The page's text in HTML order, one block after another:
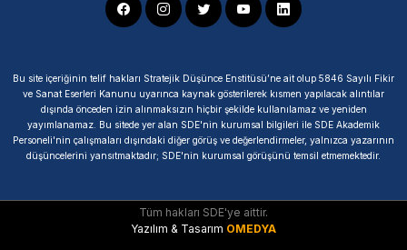
Bu site içeriğinin telif hakları Stratejik Düşünce Enstitüsü’ne ait olup 5846 Sayılı Fikir
ve Sanat Eserleri Kanunu uyarınca kaynak gösterilerek kısmen yapılacak alıntılar
dışında önceden izin alınmaksızın hiçbir şekilde kullanılamaz ve yeniden
yayımlanamaz. Bu sitede yer alan SDE'nin kurumsal bilgileri ile SDE Akademik
Personeli'nin çalışmaları dışındaki diğer görüş ve değerlendirmeler, yalnızca yazarının
düşüncelerini yansıtmaktadır; SDE'nin kurumsal görüşünü temsil etmemektedir.
Tüm hakları SDE'ye aittir.
Yazılım & Tasarım OMEDYA